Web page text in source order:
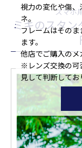
視力の変化や傷
ネ。
フレームはその
ます。
他店でご購入の
※レンズ交換の可
見して判断してお
スマホ
ミキのスタ